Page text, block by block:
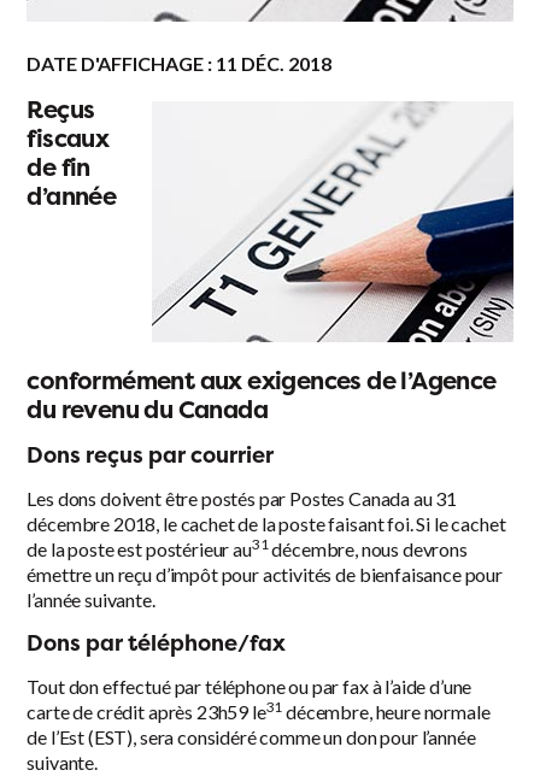
DATE D'AFFICHAGE : 11 DÉC. 2018
Reçus
fiscaux
de fin
d’année
conformément aux exigences de l’Agence
du revenu du Canada
Dons reçus par courrier
Les dons doivent être postés par Postes Canada au 31
décembre 2018, le cachet de la poste faisant foi. Si le cachet
de la poste est postérieur au31décembre, nous devrons
émettre un reçu d’impôt pour activités de bienfaisance pour
l’année suivante.
Dons par téléphone/fax
Tout don effectué par téléphone ou par fax à l’aide d’une
carte de crédit après 23h59 le31 décembre, heure normale
de l’Est (EST), sera considéré comme un don pour l’année
suivante.